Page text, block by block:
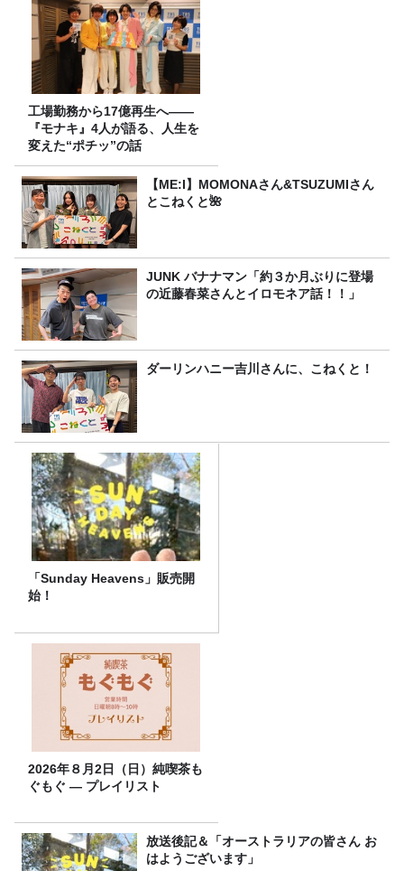
工場勤務から17億再生へ——
『モナキ』4人が語る、人生を
変えた“ポチッ”の話
【ME:I】MOMONAさん&TSUZUMIさん
とこねくと🌺
JUNK バナナマン「約３か月ぶりに登場
の近藤春菜さんとイロモネア話！！」
ダーリンハニー吉川さんに、こねくと！
「Sunday Heavens」販売開
始！
2026年８月2日（日）純喫茶も
ぐもぐ ― プレイリスト
放送後記＆「オーストラリアの皆さん お
はようございます」